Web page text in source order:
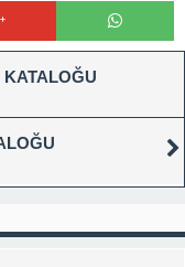
KATALOĞU